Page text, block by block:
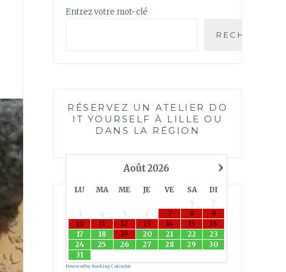
Entrez votre mot-clé
RÉSERVEZ UN ATELIER DO
IT YOURSELF À LILLE OU
DANS LA RÉGION
›
Août2026
LU MA ME JE VE SA
DI
1
2
3
4 5 6 7 8
9
10
11 12 13 14 15
16
17
18 19 20 21 22
23
24
25 26 27 28 29
30
31
Powered by Booking Calendar